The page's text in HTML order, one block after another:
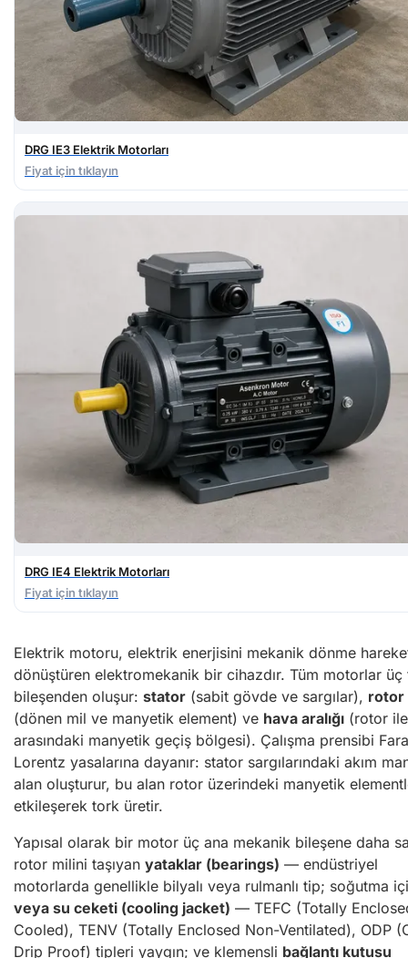
DRG IE3 Elektrik Motorları
Fiyat için tıklayın
DRG IE4 Elektrik Motorları
Fiyat için tıklayın
Elektrik motoru, elektrik enerjisini mekanik dönme
dönüştüren elektromekanik bir cihazdır. Tüm motorlar üç
bileşenden oluşur: stator (sabit gövde ve sargılar), rotor
(dönen mil ve manyetik element) ve hava aralığı (rotor
arasındaki manyetik geçiş bölgesi). Çalışma prensibi
Lorentz yasalarına dayanır: stator sargılarındaki akım
alan oluşturur, bu alan rotor üzerindeki manyetik
etkileşerek tork üretir.
Yapısal olarak bir motor üç ana mekanik bileşene daha
rotor milini taşıyan yataklar (bearings) — endüstriyel
motorlarda genellikle bilyalı veya rulmanlı tip; soğutma
veya su ceketi (cooling jacket) — TEFC (Totally
Cooled), TENV (Totally Enclosed Non-Ventilated), ODP
Drip Proof) tipleri yaygın; ve klemensli bağlantı kutusu